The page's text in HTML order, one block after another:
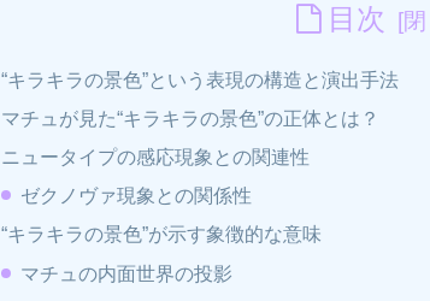
目次
“キラキラの景色”という表現の構造と演出手法
マチュが見た“キラキラの景色”の正体とは？
ニュータイプの感応現象との関連性
ゼクノヴァ現象との関係性
“キラキラの景色”が示す象徴的な意味
マチュの内面世界の投影